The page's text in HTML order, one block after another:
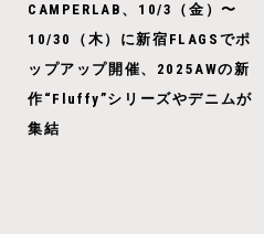
CAMPERLAB、10/3（金）〜
10/30（木）に新宿FLAGSでポ
ップアップ開催、2025AWの新
作“Fluffy”シリーズやデニムが
集結